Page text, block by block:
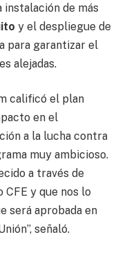
de más
y el despliegue de
para garantizar el
alejadas.
calificó el plan
en el
a la lucha contra
muy ambicioso.
a través de
CFE y que nos lo
será aprobada en
señaló.